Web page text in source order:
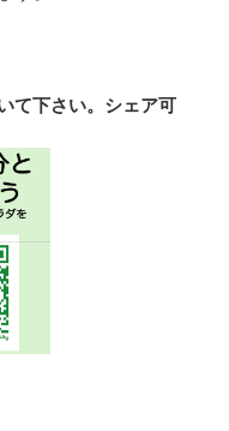
て下さい。シェア可